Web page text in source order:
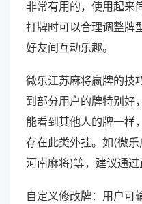
非常有用的，使用起来
打牌时可以合理调整牌
好友间互动乐趣。
微乐江苏麻将赢牌的技
到部分用户的牌特别好
能看到其他人的牌一样
存在此类外挂。如(微
河南麻将)等，建议通过
自定义修改牌：用户可